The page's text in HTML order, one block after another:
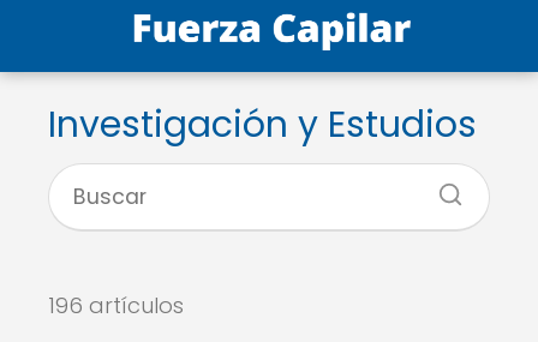
Investigación y Estudios
196 artículos